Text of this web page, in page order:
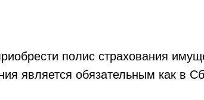
полис страхования
является обязательным как в